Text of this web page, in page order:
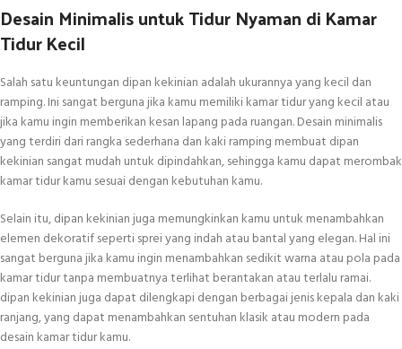
Desain Minimalis untuk Tidur Nyaman di Kamar
Tidur Kecil
Salah satu keuntungan dipan kekinian adalah ukurannya yang kecil dan
ramping. Ini sangat berguna jika kamu memiliki kamar tidur yang kecil atau
jika kamu ingin memberikan kesan lapang pada ruangan. Desain minimalis
yang terdiri dari rangka sederhana dan kaki ramping membuat dipan
kekinian sangat mudah untuk dipindahkan, sehingga kamu dapat merombak
kamar tidur kamu sesuai dengan kebutuhan kamu.
Selain itu, dipan kekinian juga memungkinkan kamu untuk menambahkan
elemen dekoratif seperti sprei yang indah atau bantal yang elegan. Hal ini
sangat berguna jika kamu ingin menambahkan sedikit warna atau pola pada
kamar tidur tanpa membuatnya terlihat berantakan atau terlalu ramai.
dipan kekinian juga dapat dilengkapi dengan berbagai jenis kepala dan kaki
ranjang, yang dapat menambahkan sentuhan klasik atau modern pada
desain kamar tidur kamu.